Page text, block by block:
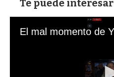
Te puede interesar